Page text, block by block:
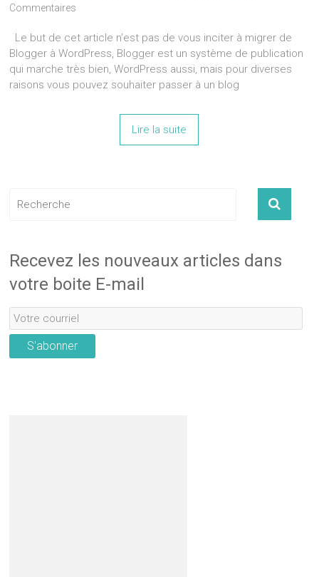
Commentaires
Le but de cet article n’est pas de vous inciter à migrer de
Blogger à WordPress, Blogger est un système de publication
qui marche très bien, WordPress aussi, mais pour diverses
raisons vous pouvez souhaiter passer à un blog
Lire la suite
Recevez les nouveaux articles dans
votre boite E-mail
S'abonner